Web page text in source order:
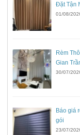
Đặt Tận
01/08/
Rèm
Gian
30/07/
Báo giá
gói
23/07/